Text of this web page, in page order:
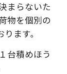
まらないた
物を個別の
ます。
台積めほう